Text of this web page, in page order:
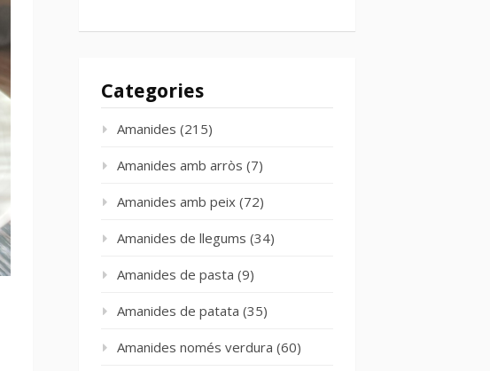
Categories
Amanides (215)
Amanides amb arròs (7)
Amanides amb peix (72)
Amanides de llegums (34)
Amanides de pasta (9)
Amanides de patata (35)
Amanides només verdura (60)